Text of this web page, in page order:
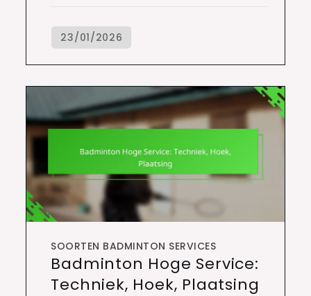
SOORTEN BADMINTON SERVICES
Badminton Hoge Service:
Techniek, Hoek, Plaatsing